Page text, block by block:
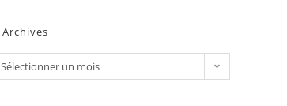
Archives
Sélectionner un mois